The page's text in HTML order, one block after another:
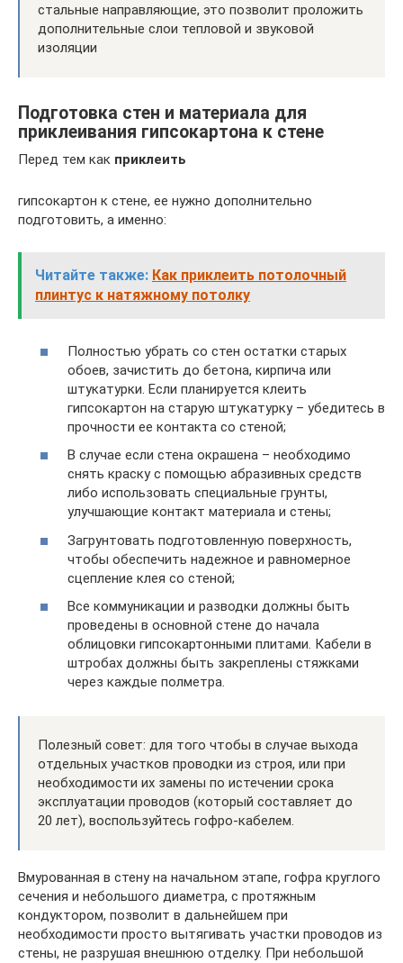
стальные направляющие, это позволит проложить
дополнительные слои тепловой и звуковой
изоляции
Подготовка стен и материала для
приклеивания гипсокартона к стене
Перед тем как приклеить
гипсокартон к стене, ее нужно дополнительно
подготовить, а именно:
Читайте также: Как приклеить потолочный
плинтус к натяжному потолку
Полностью убрать со стен остатки старых
обоев, зачистить до бетона, кирпича или
штукатурки. Если планируется клеить
гипсокартон на старую штукатурку – убедитесь в
прочности ее контакта со стеной;
В случае если стена окрашена – необходимо
снять краску с помощью абразивных средств
либо использовать специальные грунты,
улучшающие контакт материала и стены;
Загрунтовать подготовленную поверхность,
чтобы обеспечить надежное и равномерное
сцепление клея со стеной;
Все коммуникации и разводки должны быть
проведены в основной стене до начала
облицовки гипсокартонными плитами. Кабели в
штробах должны быть закреплены стяжками
через каждые полметра.
Полезный совет: для того чтобы в случае выхода
отдельных участков проводки из строя, или при
необходимости их замены по истечении срока
эксплуатации проводов (который составляет до
20 лет), воспользуйтесь гофро-кабелем.
Вмурованная в стену на начальном этапе, гофра круглого
сечения и небольшого диаметра, с протяжным
кондуктором, позволит в дальнейшем при
необходимости просто вытягивать участки проводов из
стены, не разрушая внешнюю отделку. При небольшой